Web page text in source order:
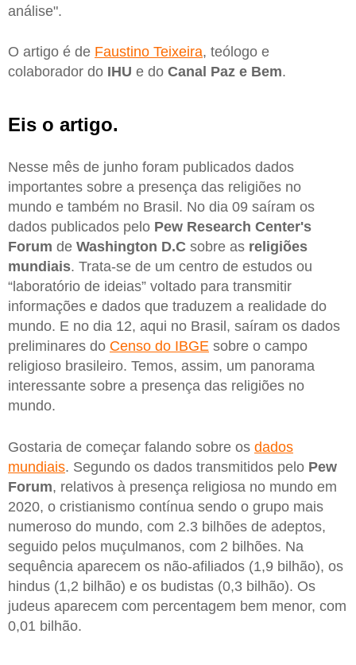
análise".
O artigo é de Faustino Teixeira, teólogo e
colaborador do IHU e do Canal Paz e Bem.
Eis o artigo.
Nesse mês de junho foram publicados dados
importantes sobre a presença das religiões no
mundo e também no Brasil. No dia 09 saíram os
dados publicados pelo Pew Research Center's
Forum de Washington D.C sobre as religiões
mundiais. Trata-se de um centro de estudos ou
“laboratório de ideias” voltado para transmitir
informações e dados que traduzem a realidade do
mundo. E no dia 12, aqui no Brasil, saíram os dados
preliminares do Censo do IBGE sobre o campo
religioso brasileiro. Temos, assim, um panorama
interessante sobre a presença das religiões no
mundo.
Gostaria de começar falando sobre os dados
mundiais. Segundo os dados transmitidos pelo Pew
Forum, relativos à presença religiosa no mundo em
2020, o cristianismo contínua sendo o grupo mais
numeroso do mundo, com 2.3 bilhões de adeptos,
seguido pelos muçulmanos, com 2 bilhões. Na
sequência aparecem os não-afiliados (1,9 bilhão), os
hindus (1,2 bilhão) e os budistas (0,3 bilhão). Os
judeus aparecem com percentagem bem menor, com
0,01 bilhão.